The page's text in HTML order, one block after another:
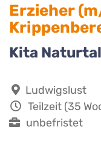
Erzieher
Kita
Ludwigslust
Teilzeit (35
unbefristet